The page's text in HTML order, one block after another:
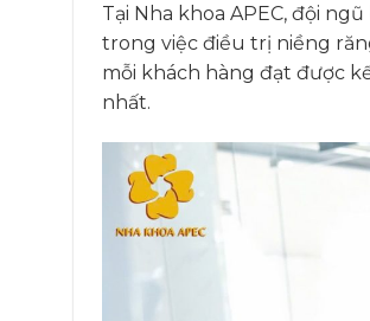
Tại Nha khoa APEC, đội
trong việc điều trị niềng
mỗi khách hàng đạt được
nhất.